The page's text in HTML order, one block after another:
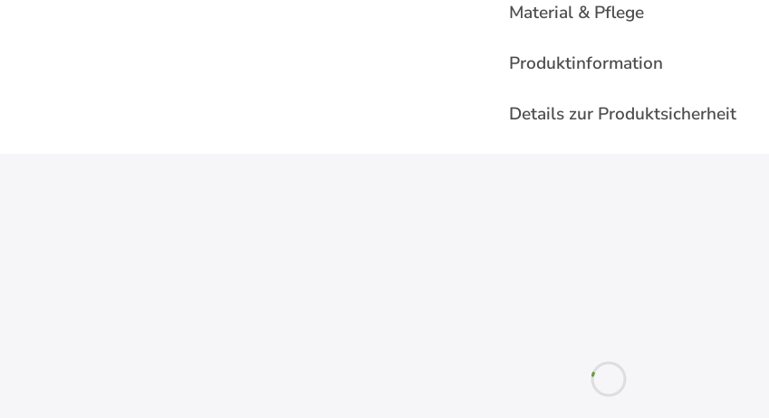
Material & Pflege
Produktinformation
Details zur Produktsicherheit